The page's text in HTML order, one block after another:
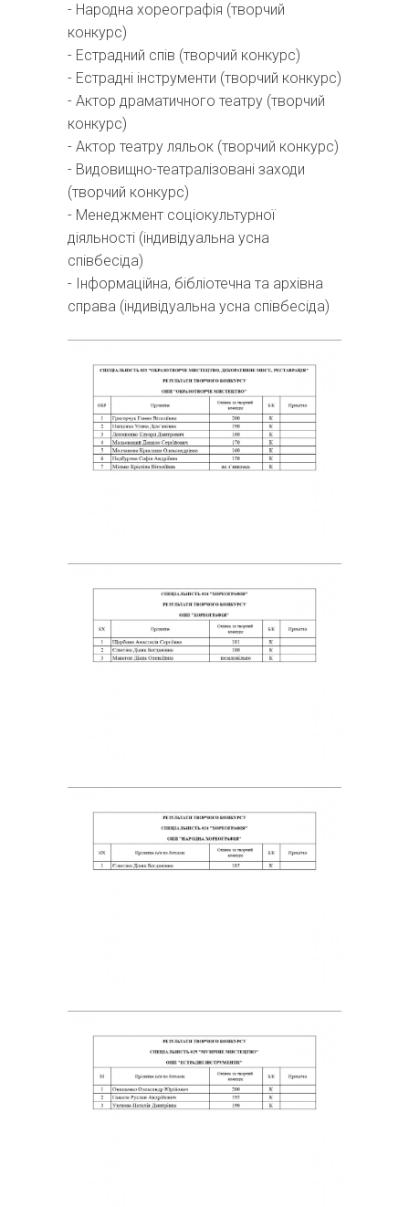
- Народна хореографія (творчий
конкурс)
- Естрадний спів (творчий конкурс)
- Естрадні інструменти (творчий конкурс)
- Актор драматичного театру (творчий
конкурс)
- Актор театру ляльок (творчий конкурс)
- Видовищно-театралізовані заходи
(творчий конкурс)
- Менеджмент соціокультурної
діяльності (індивідуальна усна
співбесіда)
- Інформаційна, бібліотечна та архівна
справа (індивідуальна усна співбесіда)